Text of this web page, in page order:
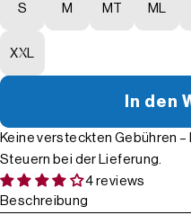
S M MT ML
XXL
In den
Keine versteckten Gebühren
Steuern bei der Lieferung.
4 reviews
Beschreibung